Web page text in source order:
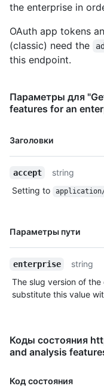
the enterprise in
OAuth app tokens
(classic) need the
this endpoint.
Параметры для
features for an
Заголовки
Имя., Тип,
accept
string
Setting to
Параметры пути
Имя., Тип,
enterprise string
The slug version of the
substitute this value
Коды состояния
and analysis
Код состояния